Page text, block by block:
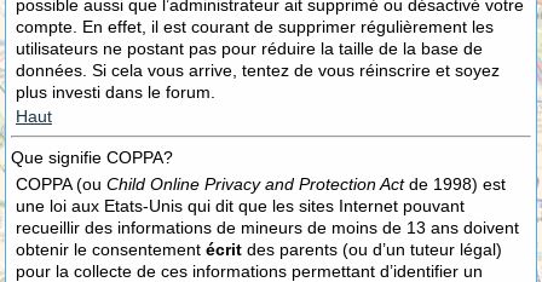
possible aussi que l’administrateur ait supprimé ou désactivé votre
compte. En effet, il est courant de supprimer régulièrement les
utilisateurs ne postant pas pour réduire la taille de la base de
données. Si cela vous arrive, tentez de vous réinscrire et soyez
plus investi dans le forum.
Haut
Que signifie COPPA?
COPPA (ou Child Online Privacy and Protection Actde 1998) est
une loi aux Etats-Unis qui dit que les sites Internet pouvant
recueillir des informations de mineurs de moins de 13 ans doivent
obtenir le consentement écrit des parents (ou d’un tuteur légal)
pour la collecte de ces informations permettant d’identifier un